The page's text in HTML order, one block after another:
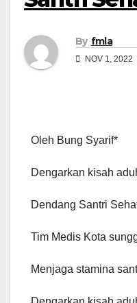
By fmla
NOV 1, 2022
Oleh Bung Syarif*
Dengarkan kisah
Dendang Santri
Tim Medis Kota
Menjaga stamina